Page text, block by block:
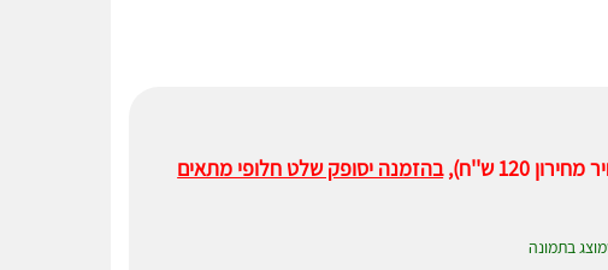
120 ש''ח),
בהזמנה יסופק שלט חלופי מתאים
בתמונה